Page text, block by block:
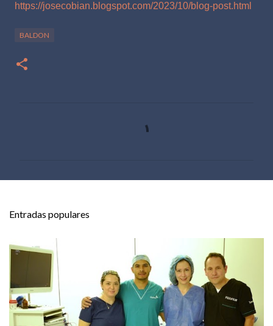
https://josecobian.blogspot.com/2023/10/blog-post.html
BALDON
s
Entradas populares